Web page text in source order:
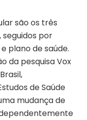
são os três
seguidos por
plano de saúde.
da pesquisaVox
de Saúde
mudança de